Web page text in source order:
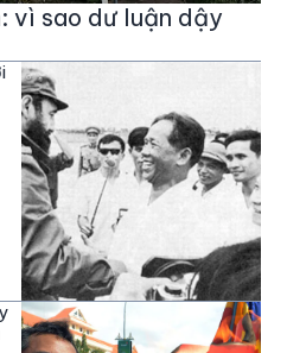
vì sao dư luận dậy